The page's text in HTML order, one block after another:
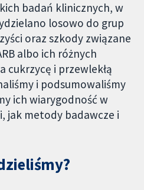
badań klinicznych, w
losowo do grup
oraz szkody związane
albo ich różnych
cukrzycę i przewlekłą
i podsumowaliśmy
ich wiarygodność w
jak metody badawcze i